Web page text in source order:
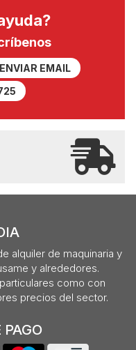
ENVIAR EMAIL
alquiler de maquinaria y
y alrededores.
como con
precios del sector.